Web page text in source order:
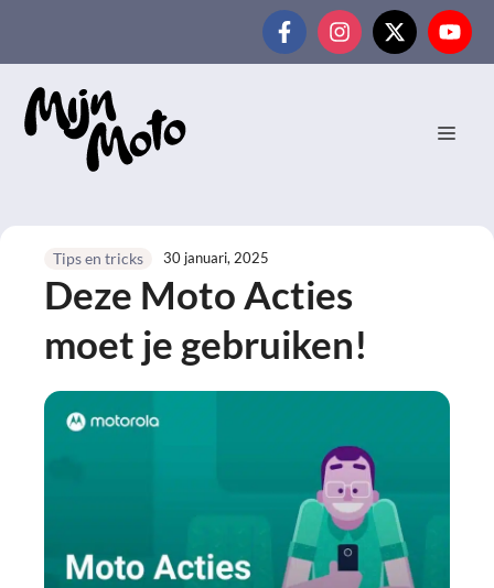
de
inhoud
Tips en tricks 30 januari, 2025
Deze Moto Acties
moet je gebruiken!